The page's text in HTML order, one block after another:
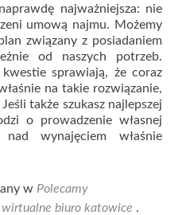
najważniejsza: nie
umową najmu. Możemy
związany z posiadaniem
od naszych potrzeb.
sprawiają, że coraz
na takie rozwiązanie,
także szukasz najlepszej
o prowadzenie własnej
wynajęciem właśnie
w Polecamy
wirtualne biuro katowice .